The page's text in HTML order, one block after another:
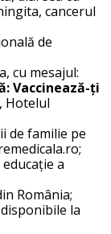
cancerul
de
cu mesajul:
Vaccinează-ți
Hotelul
de familie pe
a
România;
disponibile la